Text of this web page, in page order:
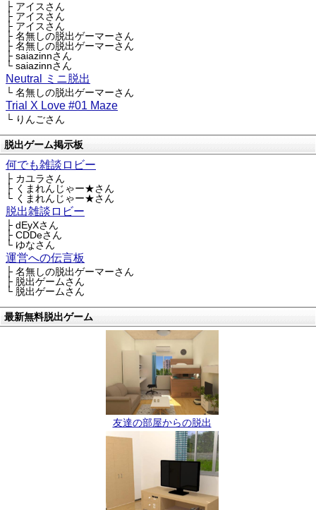
├ アイスさん
├ アイスさん
├ アイスさん
├ 名無しの脱出ゲーマーさん
├ 名無しの脱出ゲーマーさん
├ saiazinnさん
└ saiazinnさん
Neutral ミニ脱出
└ 名無しの脱出ゲーマーさん
Trial X Love #01 Maze
└ りんごさん
脱出ゲーム掲示板
何でも雑談ロビー
├ カユラさん
├ くまれんじゃー★さん
└ くまれんじゃー★さん
脱出雑談ロビー
├ dEyXさん
├ CDDeさん
└ ゆなさん
運営への伝言板
├ 名無しの脱出ゲーマーさん
├ 脱出ゲームさん
└ 脱出ゲームさん
最新無料脱出ゲーム
友達の部屋からの脱出